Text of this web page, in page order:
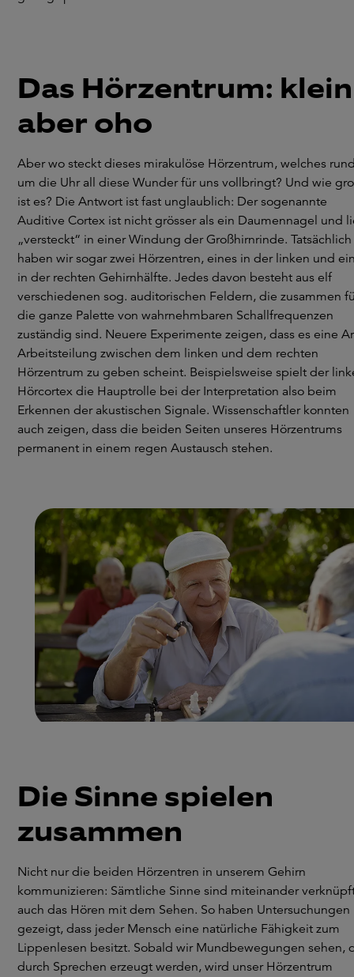
Das Hörzentrum: klein
aber oho
Aber wo steckt dieses mirakulöse Hörzentrum, welches
um die Uhr all diese Wunder für uns vollbringt? Und wie
ist es? Die Antwort ist fast unglaublich: Der sogenannte
Auditive Cortex ist nicht grösser als ein Daumennagel und
„versteckt“ in einer Windung der Großhirnrinde. Tatsächlich
haben wir sogar zwei Hörzentren, eines in der linken und
in der rechten Gehirnhälfte. Jedes davon besteht aus elf
verschiedenen sog. auditorischen Feldern, die zusammen
die ganze Palette von wahrnehmbaren Schallfrequenzen
zuständig sind. Neuere Experimente zeigen, dass es eine
Arbeitsteilung zwischen dem linken und dem rechten
Hörzentrum zu geben scheint. Beispielsweise spielt der
Hörcortex die Hauptrolle bei der Interpretation also beim
Erkennen der akustischen Signale. Wissenschaftler konnten
auch zeigen, dass die beiden Seiten unseres Hörzentrums
permanent in einem regen Austausch stehen.
Die Sinne spielen
zusammen
Nicht nur die beiden Hörzentren in unserem Gehirn
kommunizieren: Sämtliche Sinne sind miteinander
auch das Hören mit dem Sehen. So haben Untersuchungen
gezeigt, dass jeder Mensch eine natürliche Fähigkeit zum
Lippenlesen besitzt. Sobald wir Mundbewegungen sehen,
durch Sprechen erzeugt werden, wird unser Hörzentrum